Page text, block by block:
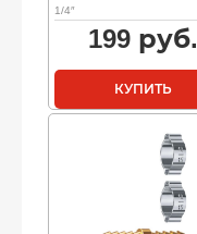
1/4″
199 руб.
КУПИТЬ